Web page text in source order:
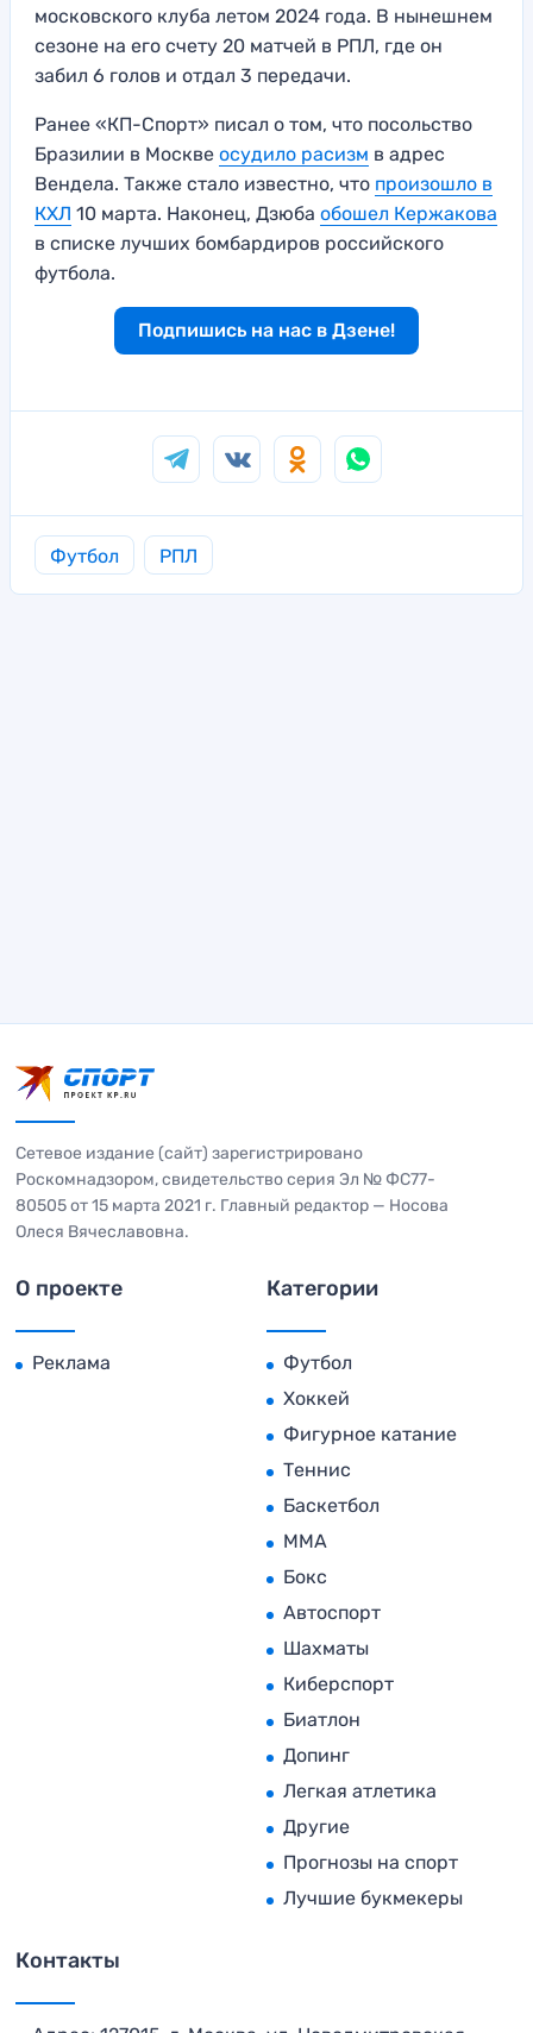
московского клуба летом 2024 года. В нынешнем
сезоне на его счету 20 матчей в РПЛ, где он
забил 6 голов и отдал 3 передачи.
Ранее «КП-Спорт» писал о том, что посольство
Бразилии в Москве осудило расизм в адрес
Вендела. Также стало известно, что произошло в
КХЛ 10 марта. Наконец, Дзюба обошел Кержакова
в списке лучших бомбардиров российского
футбола.
Подпишись на нас в Дзене!
Футбол РПЛ
Сетевое издание (сайт) зарегистрировано
Роскомнадзором, свидетельство серия Эл № ФС77-
80505 от 15 марта 2021 г. Главный редактор — Носова
Олеся Вячеславовна.
О проекте
Реклама
Категории
Футбол
Хоккей
Фигурное катание
Теннис
Баскетбол
MMA
Бокс
Автоспорт
Шахматы
Киберспорт
Биатлон
Допинг
Легкая атлетика
Другие
Прогнозы на спорт
Лучшие букмекеры
Контакты